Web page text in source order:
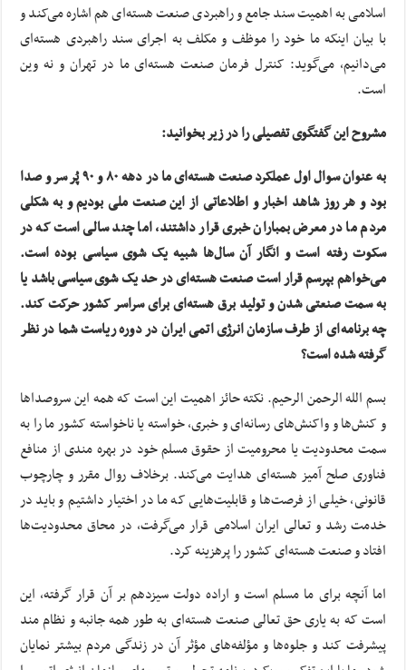
اسلامی به اهمیت سند جامع و راهبردی صنعت هسته‌ای هم اشاره می‌کند و
با بیان اینکه ما خود را موظف و مکلف به اجرای سند راهبردی هسته‌ای
می‌دانیم، می‌گوید: کنترل فرمان صنعت هسته‌ای ما در تهران و نه وین
است.
مشروح این گفتگوی تفصیلی را در زیر بخوانید:
به عنوان سوال اول عملکرد صنعت هسته‌ای ما در دهه ۸۰ و ۹۰ پُر سر و صدا
بود و هر روز شاهد اخبار و اطلاعاتی از این صنعت ملی بودیم و به شکلی
مردم ما در معرض بمباران خبری قرار داشتند، اما چند سالی است که در
سکوت رفته است و انگار آن سال‌ها شبیه یک شوی سیاسی بوده است.
می‌خواهم بپرسم قرار است صنعت هسته‌ای در حد یک شوی سیاسی باشد یا
به سمت صنعتی شدن و تولید برق هسته‌ای برای سراسر کشور حرکت کند.
چه برنامه‌ای از طرف سازمان انرژی اتمی ایران در دوره ریاست شما در نظر
گرفته شده است؟
بسم الله الرحمن الرحیم. نکته حائز اهمیت این است که همه این سروصداها
و کنش‌ها و واکنش‌های رسانه‌ای و خبری، خواسته یا ناخواسته کشور ما را به
سمت محدودیت یا محرومیت از حقوق مسلم خود در بهره مندی از منافع
فناوری صلح آمیز هسته‌ای هدایت می‌کند. برخلاف روال مقرر و چارچوب
قانونی، خیلی از فرصت‌ها و قابلیت‌هایی که ما در اختیار داشتیم و باید در
خدمت رشد و تعالی ایران اسلامی قرار می‌گرفت، در محاق محدودیت‌ها
افتاد و صنعت هسته‌ای کشور را پرهزینه کرد.
اما آنچه برای ما مسلم است و اراده دولت سیزدهم بر آن قرار گرفته، این
است که به یاری حق تعالی صنعت هسته‌ای به طور همه جانبه و نظام مند
پیشرفت کند و جلوه‌ها و مؤلفه‌های مؤثر آن در زندگی مردم بیشتر نمایان